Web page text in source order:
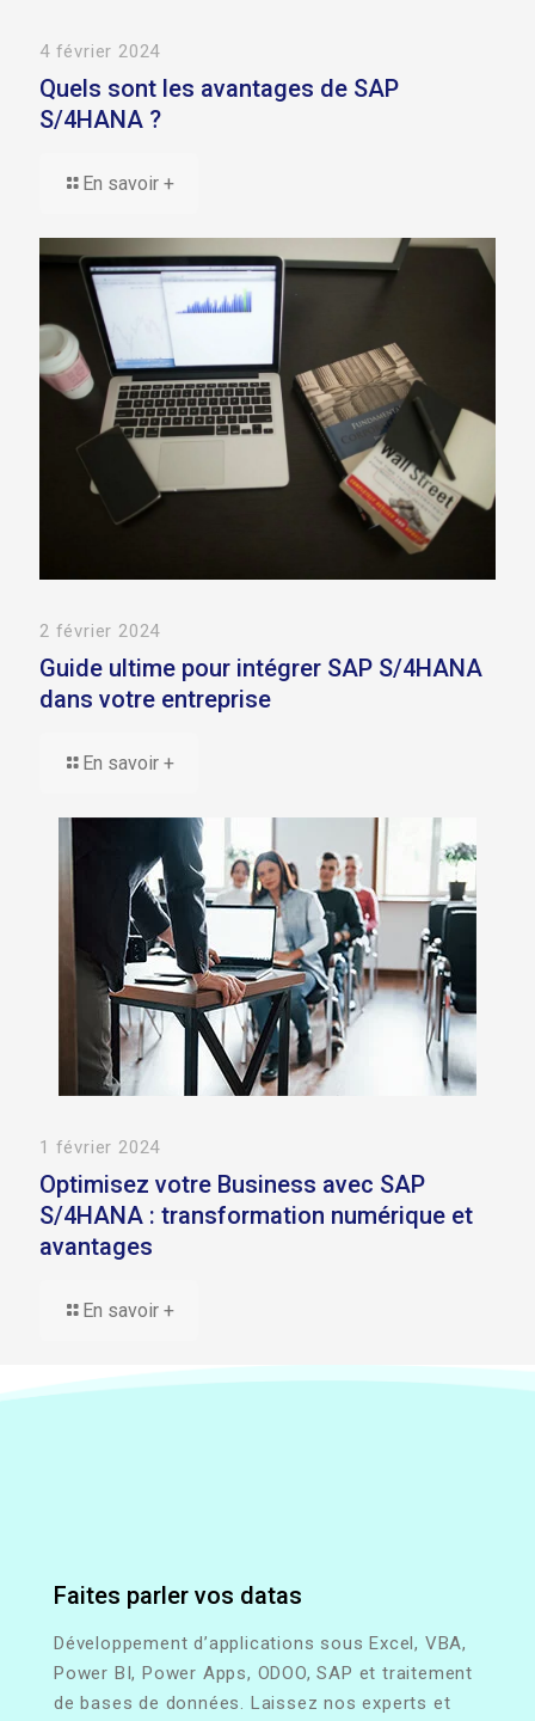
4 février 2024
Quels sont les avantages de SAP
S/4HANA ?
En savoir +
2 février 2024
Guide ultime pour intégrer SAP S/4HANA
dans votre entreprise
En savoir +
1 février 2024
Optimisez votre Business avec SAP
S/4HANA : transformation numérique et
avantages
En savoir +
Faites parler vos datas
Développement d’applications sous Excel, VBA,
Power BI, Power Apps, ODOO, SAP et traitement
de bases de données. Laissez nos experts et